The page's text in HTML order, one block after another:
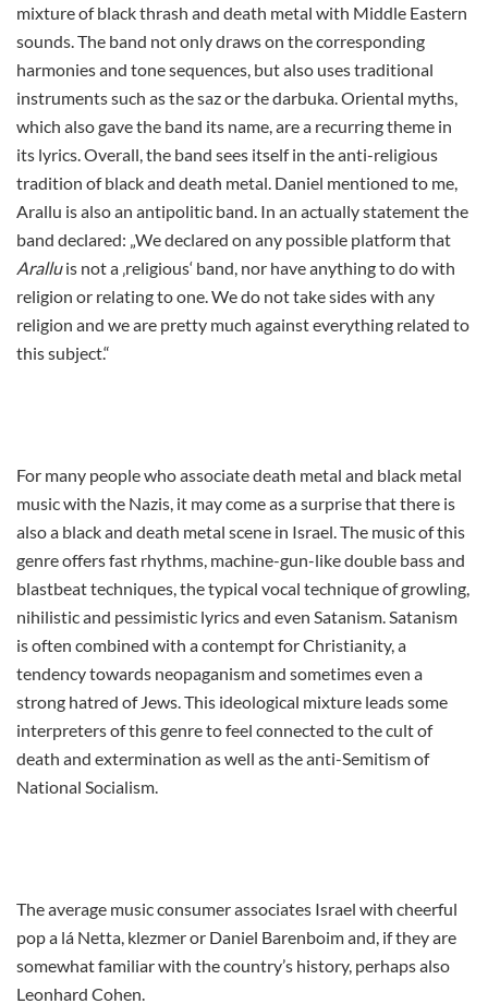
mixture of black thrash and death metal with Middle Eastern
sounds. The band not only draws on the corresponding
harmonies and tone sequences, but also uses traditional
instruments such as the saz or the darbuka.Oriental myths,
which also gave the band its name, are a recurring theme in
its lyrics.Overall, the band sees itself in the anti-religious
tradition of black and death metal. Daniel mentioned to me,
Arallu is also an antipolitic band. In an actually statement the
band declared: „We declared on any possible platform that
Arallu is not a ‚religious‘ band, nor have anything to do with
religion or relating to one. We do not take sides with any
religion and we are pretty much against everything related to
this subject.“
For many people who associate death metal and black metal
music with the Nazis, it may come as a surprise that there is
also a black and death metal scene in Israel. The music of this
genre offers fast rhythms, machine-gun-like double bass and
blastbeat techniques, the typical vocal technique of growling,
nihilistic and pessimistic lyrics and even Satanism. Satanism
is often combined with a contempt for Christianity, a
tendency towards neopaganism and sometimes even a
strong hatred of Jews. This ideological mixture leads some
interpreters of this genre to feel connected to the cult of
death and extermination as well as the anti-Semitism of
National Socialism.
The average music consumer associates Israel with cheerful
pop a lá Netta, klezmer or Daniel Barenboim and, if they are
somewhat familiar with the country’s history, perhaps also
Leonhard Cohen.